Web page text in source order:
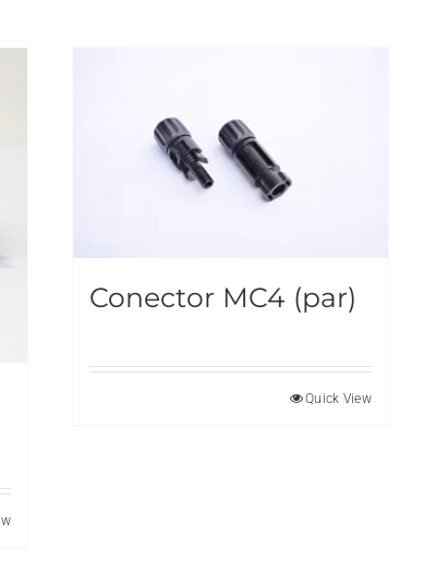
Conector MC4 (par)
Quick View